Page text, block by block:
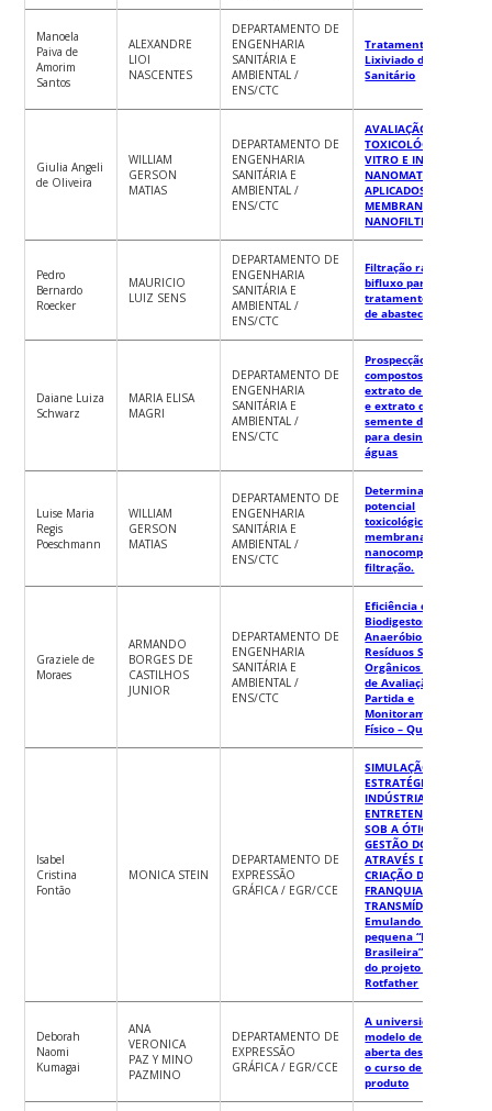
Manoela
Paiva de
Amorim
Santos
ALEXANDRE
LIOI
NASCENTES
DEPARTAMENTO DE
ENGENHARIA
SANITÁRIA E
AMBIENTAL /
ENS/CTC
Tratamento de
Lixiviado de Aterro
Sanitário
Giulia Angeli
de Oliveira
WILLIAM
GERSON
MATIAS
DEPARTAMENTO DE
ENGENHARIA
SANITÁRIA E
AMBIENTAL /
ENS/CTC
AVALIAÇÃO
TOXICOLÓGICA IN
VITRO E IN VIVO DE
NANOMATERIAIS
APLICADOS EM
MEMBRANAS DE
NANOFILTRAÇÃO
Pedro
Bernardo
Roecker
MAURICIO
LUIZ SENS
DEPARTAMENTO DE
ENGENHARIA
SANITÁRIA E
AMBIENTAL /
ENS/CTC
Filtração rápida
bifluxo para
tratamento de água
de abastecimento
Daiane Luiza
Schwarz
MARIA ELISA
MAGRI
DEPARTAMENTO DE
ENGENHARIA
SANITÁRIA E
AMBIENTAL /
ENS/CTC
Prospecção dos
compostos naturais –
extrato de chá verde
e extrato de
semente de uva,
para desinfecção de
águas
Luise Maria
Regis
Poeschmann
WILLIAM
GERSON
MATIAS
DEPARTAMENTO DE
ENGENHARIA
SANITÁRIA E
AMBIENTAL /
ENS/CTC
Determinação do
potencial
toxicológico de
membranas
nanocompósitas de
filtração.
Graziele de
Moraes
ARMANDO
BORGES DE
CASTILHOS
JUNIOR
DEPARTAMENTO DE
ENGENHARIA
SANITÁRIA E
AMBIENTAL /
ENS/CTC
Eficiência de
Biodigestor
Anaeróbio de
Resíduos Sólidos
Orgânicos Através
de Avaliação da
Partida e
Monitoramento
Físico – Químico
Isabel
Cristina
Fontão
MONICA STEIN
DEPARTAMENTO DE
EXPRESSÃO
GRÁFICA / EGR/CCE
SIMULAÇÃO DAS
ESTRATÉGIAS DA
INDÚSTRIA DO
ENTRETENIMENTO
SOB A ÓTICA DA
GESTÃO DO DESIGN
ATRAVÉS DA
CRIAÇÃO DE
FRANQUIAS
TRANSMÍDIA –
Emulando uma
pequena “Disney
Brasileira” através
do projeto The
Rotfather
Deborah
Naomi
Kumagai
ANA
VERONICA
PAZ Y MINO
PAZMINO
DEPARTAMENTO DE
EXPRESSÃO
GRÁFICA / EGR/CCE
A universidade no
modelo de inovação
aberta desafios para
o curso de design de
produto